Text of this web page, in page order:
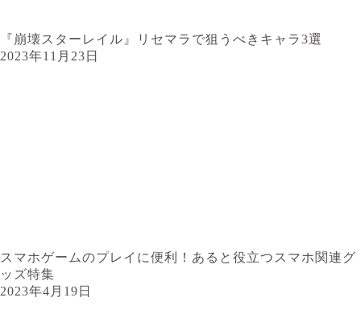
『崩壊スターレイル』リセマラで狙うべきキャラ3選
2023年11月23日
スマホゲームのプレイに便利！あると役立つスマホ関連グ
ッズ特集
2023年4月19日